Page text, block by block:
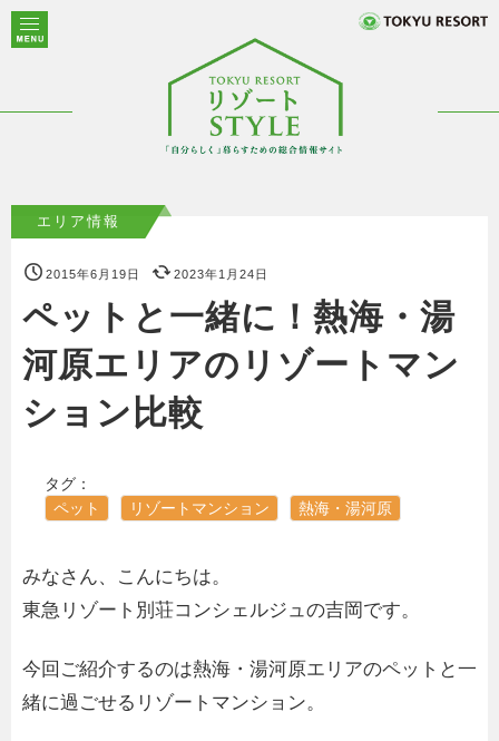
2015年6月19日 2023年1月24日
ペットと一緒に！熱海・湯
河原エリアのリゾートマン
ション比較
タグ：
ペット
リゾートマンション 熱海・湯河原
エリア情報
みなさん、こんにちは。
東急リゾート別荘コンシェルジュの吉岡です。
今回ご紹介するのは熱海・湯河原エリアのペットと一
緒に過ごせるリゾートマンション。